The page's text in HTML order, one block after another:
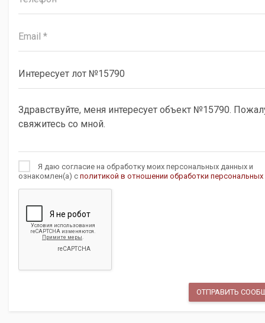
Я даю согласие на обработку моих персональных данных и
ознакомлен(а) с политикой в отношении обработки